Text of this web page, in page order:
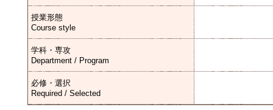
授業形態
Course style
学科・専攻
Department / Program
必修・選択
Required / Selected